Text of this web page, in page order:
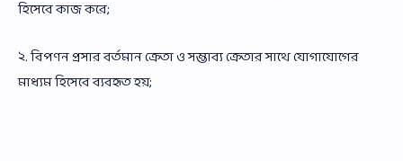
হিসেবে কাজ করে;
২. বিপণন প্রসার বর্তমান ক্রেতা ও সম্ভাব্য ক্রেতার সাথে যোগাযোগের
মাধ্যম হিসেবে ব্যবহৃত হয়;